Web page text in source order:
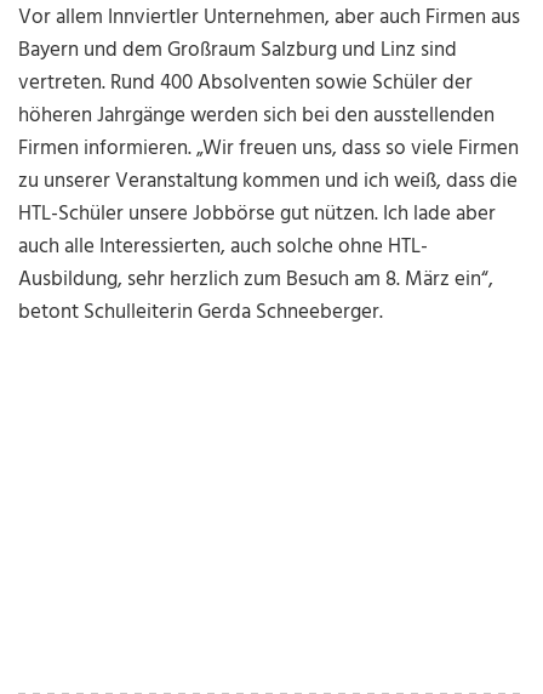
Vor allem Innviertler Unternehmen, aber auch Firmen aus
Bayern und dem Großraum Salzburg und Linz sind
vertreten. Rund 400 Absolventen sowie Schüler der
höheren Jahrgänge werden sich bei den ausstellenden
Firmen informieren. „Wir freuen uns, dass so viele Firmen
zu unserer Veranstaltung kommen und ich weiß, dass die
HTL-Schüler unsere Jobbörse gut nützen. Ich lade aber
auch alle Interessierten, auch solche ohne HTL-
Ausbildung, sehr herzlich zum Besuch am 8. März ein“,
betont Schulleiterin Gerda Schneeberger.